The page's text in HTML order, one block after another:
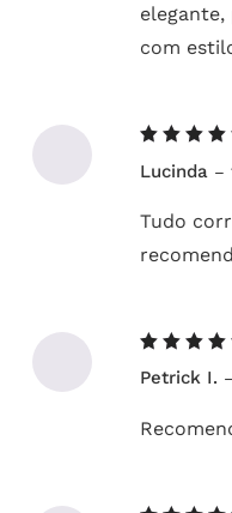
com
5de 5
Lucinda –
Tudo
5de 5
Petrick I. –